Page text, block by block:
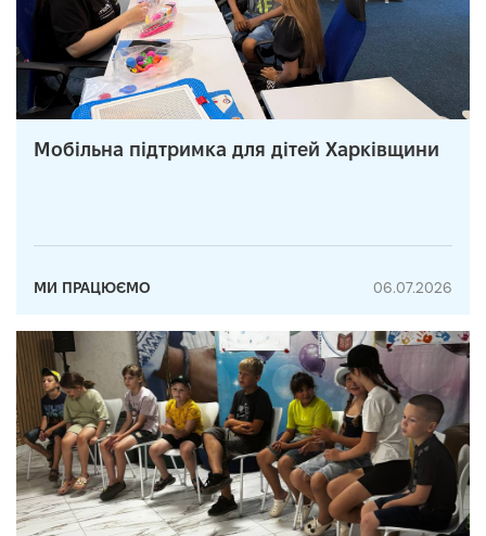
Мобільна підтримка для дітей Харківщини
МИ ПРАЦЮЄМО 06.07.2026